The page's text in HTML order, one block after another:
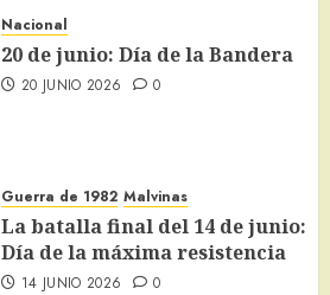
Nacional
20 de junio: Día de la Bandera
20 JUNIO 2026 0
Guerra de 1982 Malvinas
La batalla final del 14 de junio:
Día de la máxima resistencia
14 JUNIO 2026 0